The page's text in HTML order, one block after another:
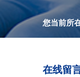
您当前所
在线留